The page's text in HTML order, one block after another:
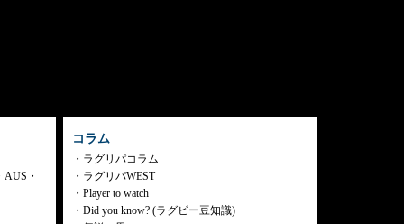
・
コラム
ラグリパコラム
ラグリパWEST
Player to watch
Did you know? (ラグビー豆知識)